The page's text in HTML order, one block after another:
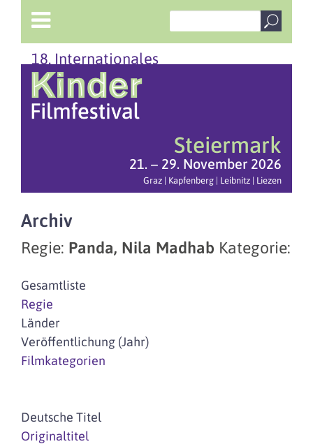
18. Internationales
Steiermark
21. – 29. November 2026
Graz | Kapfenberg | Leibnitz | Liezen
Archiv
Regie: Panda, Nila Madhab Kategorie:
Gesamtliste
Regie
Länder
Veröffentlichung (Jahr)
Filmkategorien
Deutsche Titel
Originaltitel